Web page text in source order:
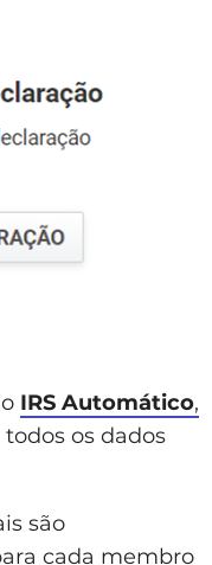
IRS Automático,
todos os dados
são
cada membro